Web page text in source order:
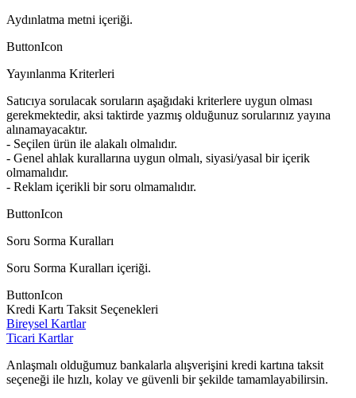
Aydınlatma metni içeriği.
ButtonIcon
Yayınlanma Kriterleri
Satıcıya sorulacak soruların aşağıdaki kriterlere uygun olması
gerekmektedir, aksi taktirde yazmış olduğunuz sorularınız yayına
alınamayacaktır.
- Seçilen ürün ile alakalı olmalıdır.
- Genel ahlak kurallarına uygun olmalı, siyasi/yasal bir içerik
olmamalıdır.
- Reklam içerikli bir soru olmamalıdır.
ButtonIcon
Soru Sorma Kuralları
Soru Sorma Kuralları içeriği.
ButtonIcon
Kredi Kartı Taksit Seçenekleri
Bireysel Kartlar
Ticari Kartlar
Anlaşmalı olduğumuz bankalarla alışverişini kredi kartına taksit
seçeneği ile hızlı, kolay ve güvenli bir şekilde tamamlayabilirsin.